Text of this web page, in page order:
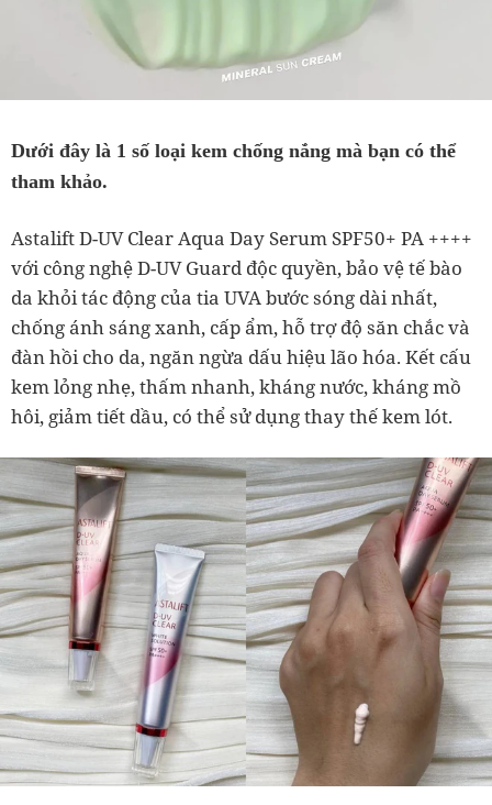
Dưới đây là 1 số loại kem chống nắng mà bạn có thể
tham khảo.
Astalift D-UV Clear Aqua Day Serum SPF50+ PA ++++
với công nghệ D-UV Guard độc quyền, bảo vệ tế bào
da khỏi tác động của tia UVA bước sóng dài nhất,
chống ánh sáng xanh, cấp ẩm, hỗ trợ độ săn chắc và
đàn hồi cho da, ngăn ngừa dấu hiệu lão hóa. Kết cấu
kem lỏng nhẹ, thấm nhanh, kháng nước, kháng mồ
hôi, giảm tiết dầu, có thể sử dụng thay thế kem lót.